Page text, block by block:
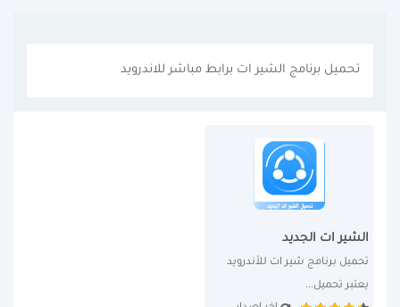
تحميل برنامج الشير ات برابط مباشر للاندرويد
الشير ات الجديد
يعتبر تحميل...